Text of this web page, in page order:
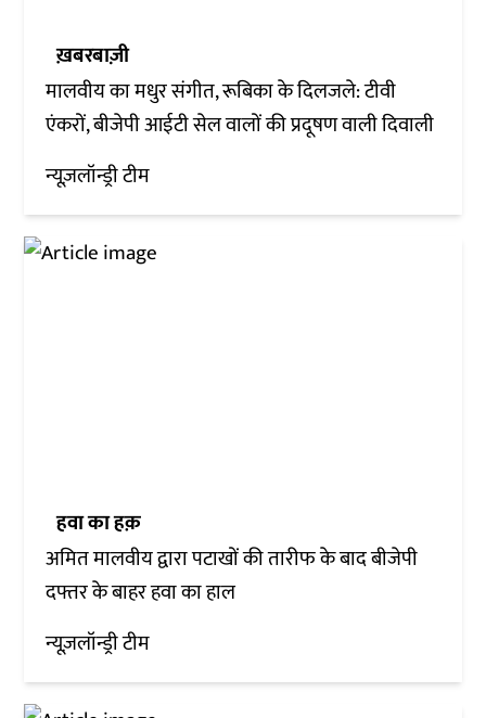
ख़बरबाज़ी
मालवीय का मधुर संगीत, रूबिका के दिलजले: टीवी
एंकरों, बीजेपी आईटी सेल वालों की प्रदूषण वाली दिवाली
न्यूज़लॉन्ड्री टीम
हवा का हक़
अमित मालवीय द्वारा पटाखों की तारीफ के बाद बीजेपी
दफ्तर के बाहर हवा का हाल
न्यूज़लॉन्ड्री टीम